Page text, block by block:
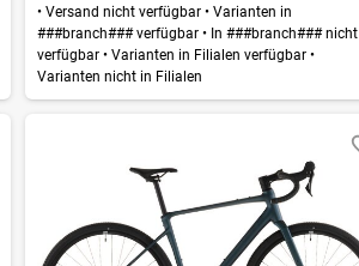
• Versand nicht verfügbar• Varianten in
###branch### verfügbar• In ###branch### nicht
verfügbar• Varianten in Filialen verfügbar•
Varianten nicht in Filialen